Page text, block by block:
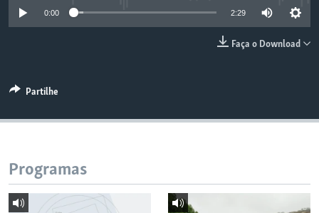
0:00 2:29
Faça o Download
Partilhe
Programas